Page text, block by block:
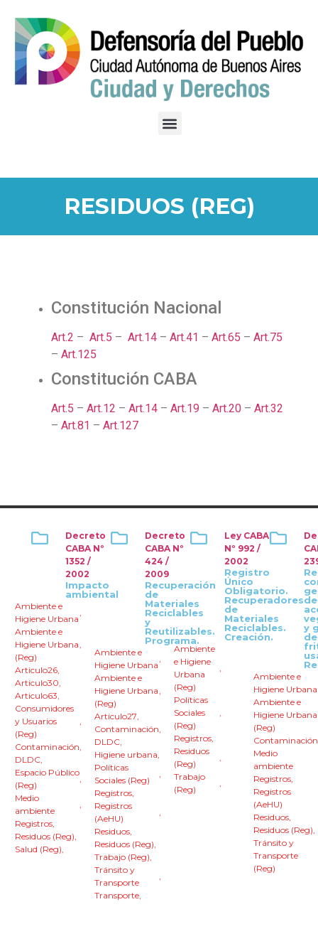
RESIDUOS (REG)
Constitución Nacional
Art.2 – Art.5 – Art.14 – Art.41 – Art.65 – Art.75
– Art.125
Constitución CABA
Art.5 – Art.12 – Art.14 – Art.19 – Art.20 – Art.32
– Art.81 – Art.127
Decreto
CABA Nº
1352 /
2002
Impacto
ambiental
Ambiente e
Higiene Urbana
,
Ambiente e
Higiene Urbana
(Reg)
,
Articulo26,
Articulo30,
Articulo63,
Consumidores
y Usuarios
(Reg)
,
Contaminación,
DLDC,
Espacio Público
(Reg)
,
Medio
ambiente
,
Registros,
Residuos (Reg),
Salud (Reg),
Decreto
CABA Nº
424 /
2009
Recuperación
de
Materiales
Reciclables
y
Reutilizables.
Programa.
Ambiente e
Higiene Urbana
,
Ambiente e
Higiene Urbana
(Reg)
,
Articulo27,
Contaminación,
DLDC,
Higiene urbana,
Políticas
Sociales (Reg)
,
Registros,
Registros
(AeHU)
,
Residuos,
Residuos (Reg),
Trabajo (Reg),
Tránsito y
Transporte
,
Transporte,
Ley CABA
Nº 992 /
2002
Registro
Único
Obligatorio.
Recuperadores
de
Materiales
Reciclables.
Creación.
Ambiente
e Higiene
Urbana
(Reg)
,
Políticas
Sociales
(Reg)
,
Registros,
Residuos
(Reg)
,
Trabajo
(Reg)
,
de
y
de
Ambiente e
Higiene Urbana
Ambiente e
Higiene Urbana
(Reg)
Contaminación
Medio
ambiente
Registros,
Registros
(AeHU)
Residuos,
Residuos (Reg),
Tránsito y
Transporte
(Reg)